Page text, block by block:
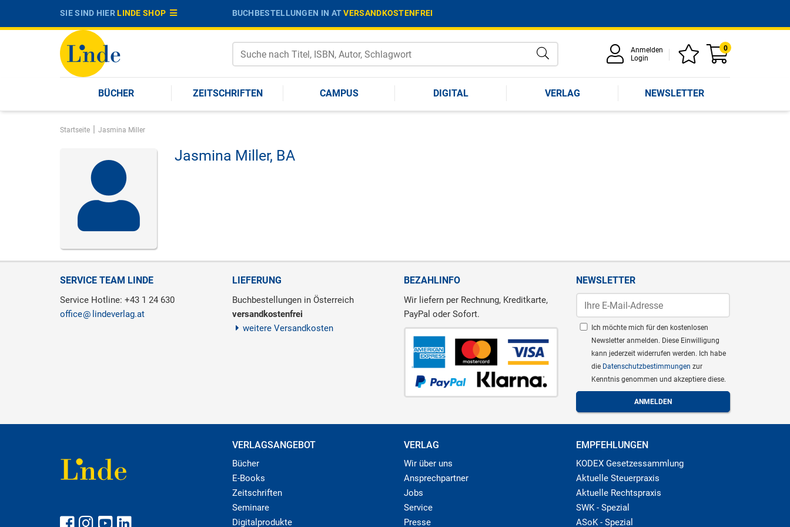
SIE SIND HIERLINDE SHOP BUCHBESTELLUNGEN IN ATVERSANDKOSTENFREI
Anmelden
Login
0
BÜCHER ZEITSCHRIFTEN CAMPUS DIGITAL VERLAG NEWSLETTER
Startseite | Jasmina Miller
Jasmina Miller, BA
SERVICE TEAM LINDE
Service Hotline: +43 1 24 630
office
lindeverlag.at
LIEFERUNG
Buchbestellungen in Österreich
versandkostenfrei
weitere Versandkosten
BEZAHLINFO
Wir liefern per Rechnung, Kreditkarte,
PayPal oder Sofort.
NEWSLETTER
Ich möchte mich für den kostenlosen
Newsletter anmelden. Diese Einwilligung
kann jederzeit widerrufen werden. Ich habe
die Datenschutzbestimmungen zur
Kenntnis genommen und akzeptiere diese.
VERLAGSANGEBOT
Bücher
E-Books
Zeitschriften
Seminare
Digitalprodukte
VERLAG
Wir über uns
Ansprechpartner
Jobs
Service
Presse
EMPFEHLUNGEN
KODEX Gesetzessammlung
Aktuelle Steuerpraxis
Aktuelle Rechtspraxis
SWK - Spezial
ASoK - Spezial